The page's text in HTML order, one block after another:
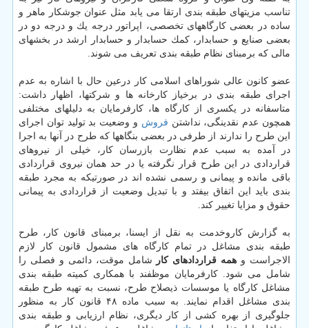
تناسب مزیتهای طبقه بندی ارتقا می یابد مثل عنوان جوشكار ماهر و
ساده در بعضی كارگاههای تخصصی، اپراتور درجه یك و درجه دو در
بعضی صنایع و حسابدار، كمك حسابدار و حسابدار ارشد در بخشهای
مالی كه برمبنای نظام طبقه بندی تعریف می شوند.
عضو كانون عالی شوراهای اسلامی كار درعین حال با اشاره به عدم
اجرای طبقه بندی در برخیاز كارخانه ها و شركتها، اظهار داشت:
متاسفانه در یكسری از كارگاه ها، كارفرمایان به دلیلهای مختلفی
همچون عدم نقدینگی، نداشتن فروش و وضعیت بد تولید توان اجرای
این طرح را ندارند از طرفی در بعضی بنگاهها كه طرح در آنها به اجرا
در آمده به سبب عدم نظارت بازرسان كار، خیلی از نیروهای
قراردادی در این طرح قرار نگرفته یا در حد همان نیروی قراردادی
باقی مانده و پیمانی و رسمی نشده اند در صورتیكه به مجرد طبقه
بندی باید این اتفاق بیفتد و با تبدیل وضعیت از قراردادی به پیمانی
حقوق و مزایا تغییر كند.
به گزارش كاروخدمت به نقل از ایسنا، برمبنای قانون كار، طرح
طبقه بندی مشاغل در تمام كارگاه های مشمول قانون كار لازم
الاجراست و همه قراردادهای كار
شامل موقت، دائمی و فصلی را
شامل می شود. كارفرمایان موظفند با همكاری كمیته طبقه بندی
مشاغل كارگاه یا موسسات ذیصلاح طرح، نسبت به تهیه طرح طبقه
بندی مشاغل اقدام نمایند. به سبب ماده ۴۸ قانون كار به منظور
جلوگیری از بهره كشی از كار دیگری، نظام ارزیابی و طبقه بندی